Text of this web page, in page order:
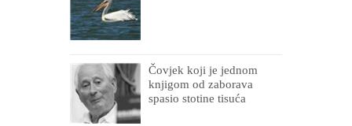
Čovjek koji je jednom
knjigom od zaborava
spasio stotine tisuća